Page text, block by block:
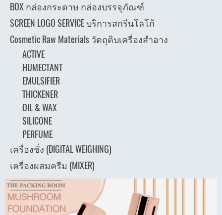
BOX กล่องกระดาษ กล่องบรรจุภัณฑ์
SCREEN LOGO SERVICE บริการสกรีนโลโก้
Cosmetic Raw Materials วัตถุดิบเครื่องสำอาง
ACTIVE
HUMECTANT
EMULSIFIER
THICKENER
OIL & WAX
SILICONE
PERFUME
เครื่องชั่ง (DIGITAL WEIGHING)
เครื่องผสมครีม (MIXER)